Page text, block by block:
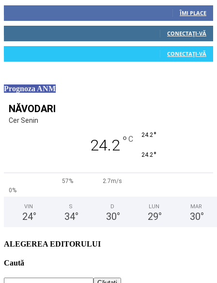
ÎMI PLACE
CONECTAȚI-VĂ
CONECTAȚI-VĂ
Prognoza ANM
NĂVODARI
Cer Senin
24.2 ° C 24.2°
24.2°
57%
2.7m/s
0%
VIN
24°
S
34°
D
30°
LUN
29°
MAR
30°
ALEGEREA EDITORULUI
Caută